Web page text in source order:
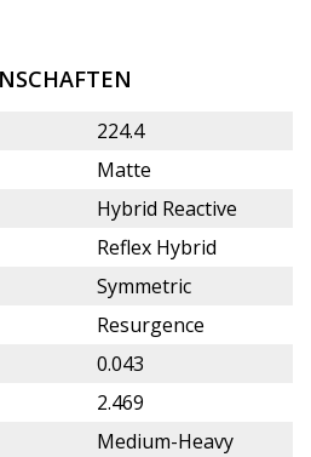
224.4
Matte
Hybrid Reactive
Reflex Hybrid
Symmetric
Resurgence
0.043
2.469
Medium-Heavy